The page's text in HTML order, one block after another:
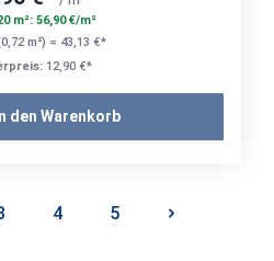
m²: 56,90 €/m²
m²) = 43,13 €*
12,90 €*
den Warenkorb
Seite
4
Seite
5